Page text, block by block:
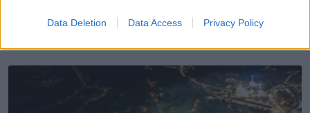
Data Deletion Data Access Privacy Policy
7/08/2026